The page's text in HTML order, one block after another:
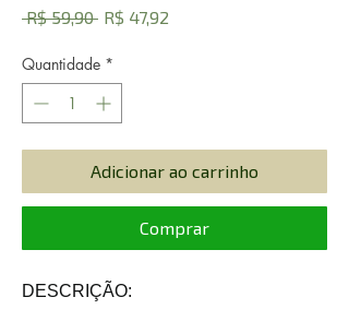
R$ 59,90 Preço
R$ 47,92
Quantidade *
Adicionar ao carrinho
Comprar
DESCRIÇÃO: